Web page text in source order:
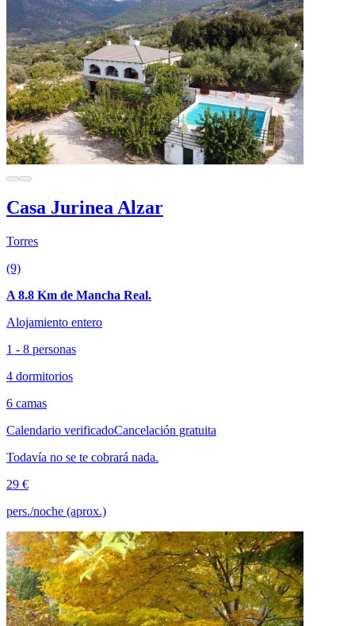
Casa Jurinea Alzar
Torres
(9)
A 8.8 Km de Mancha Real.
Alojamiento entero
1 - 8 personas
4 dormitorios
6 camas
Calendario verificadoCancelación gratuita
Todavía no se te cobrará nada.
29 €
pers./noche (aprox.)